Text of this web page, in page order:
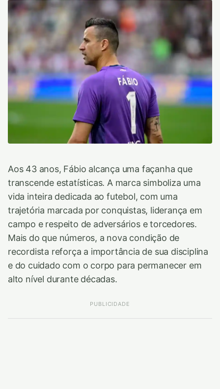
Aos 43 anos, Fábio alcança uma façanha que
transcende estatísticas. A marca simboliza uma
vida inteira dedicada ao futebol, com uma
trajetória marcada por conquistas, liderança em
campo e respeito de adversários e torcedores.
Mais do que números, a nova condição de
recordista reforça a importância de sua disciplina
e do cuidado com o corpo para permanecer em
alto nível durante décadas.
PUBLICIDADE